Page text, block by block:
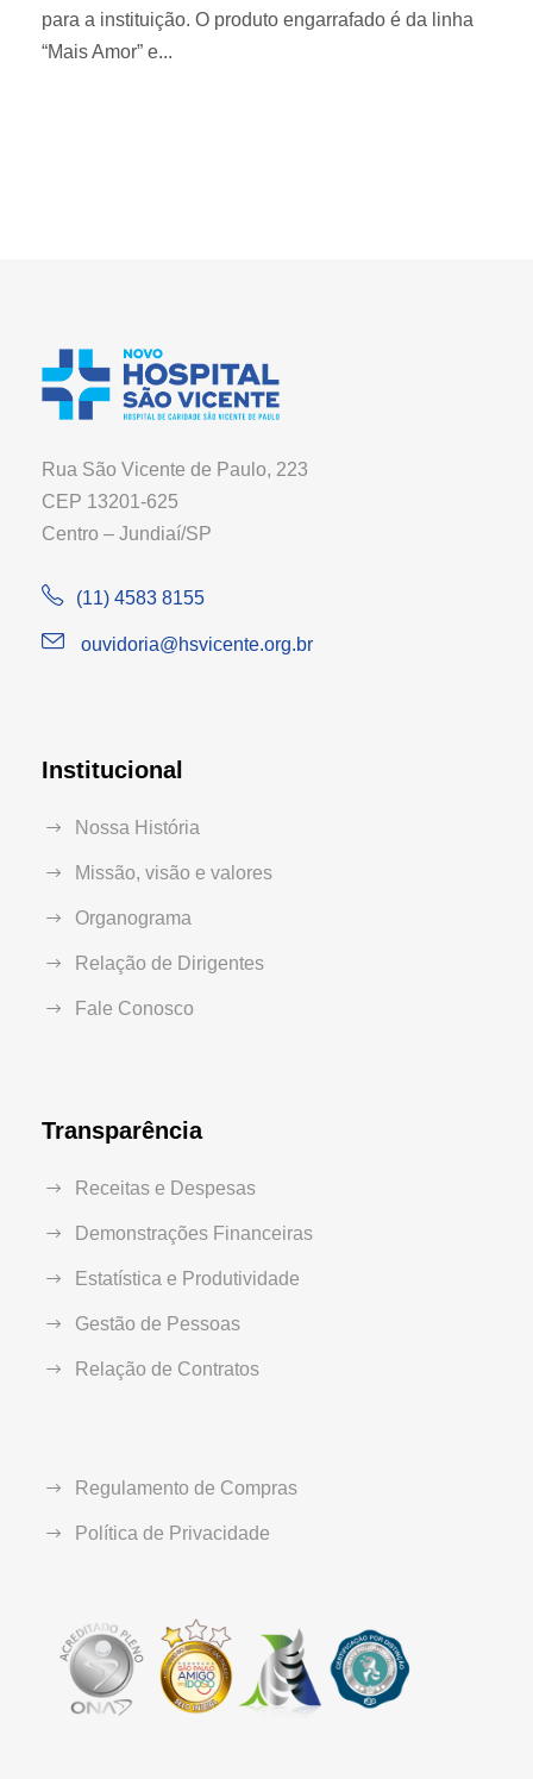
para a instituição. O produto engarrafado é da linha
“Mais Amor” e...
Rua São Vicente de Paulo, 223
CEP 13201-625
Centro – Jundiaí/SP
(11) 4583 8155
ouvidoria@hsvicente.org.br
Institucional
Nossa História
Missão, visão e valores
Organograma
Relação de Dirigentes
Fale Conosco
Transparência
Receitas e Despesas
Demonstrações Financeiras
Estatística e Produtividade
Gestão de Pessoas
Relação de Contratos
Regulamento de Compras
Política de Privacidade